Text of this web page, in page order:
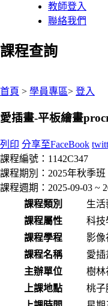
教師登入
聯絡我們
課程查詢
首頁 > 學員專區> 登入
愛插畫-平板繪畫
列印 分享至FaceBook
課程編號： 1142C347
課程期別： 2025年秋季班
課程週期： 2025-09-03 ~
課程類別
生活
課程屬性
科技
課程學程
影像
課程名稱
愛插
主辦單位
樹林
上課地點
桃子